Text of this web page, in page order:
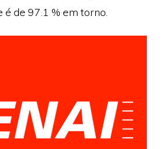
de 97.1 % em torno.